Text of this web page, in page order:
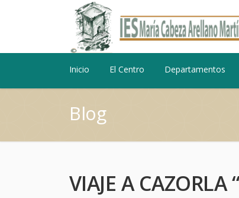
Inicio El Centro Departamentos
Blog
VIAJE A